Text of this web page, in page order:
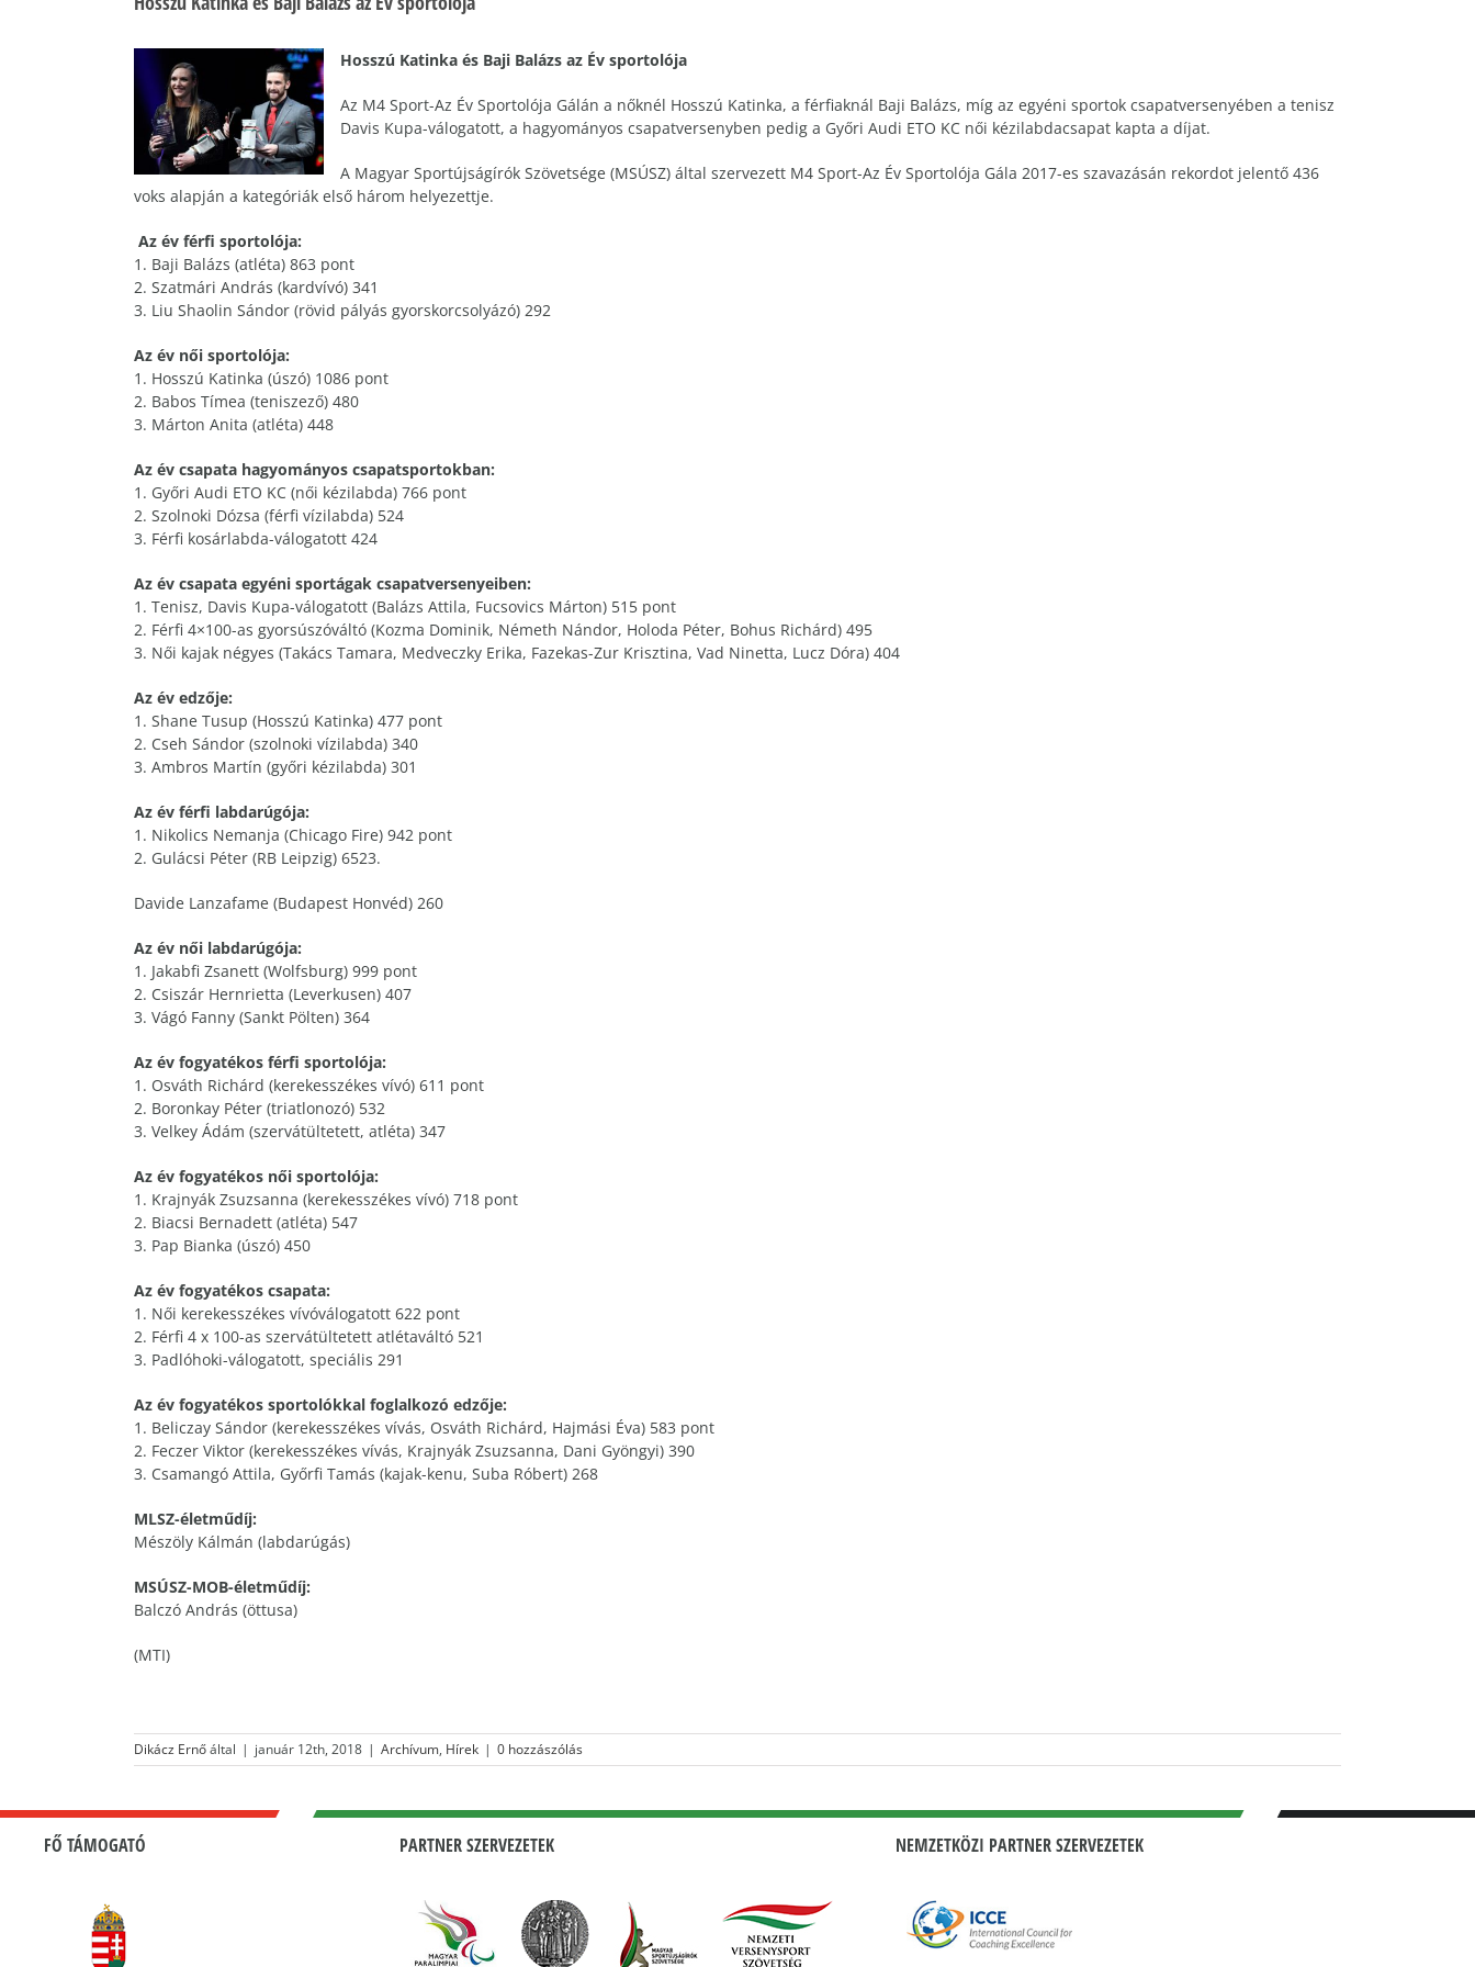
Hosszú Katinka és Baji Balázs az Év sportolója
Az M4 Sport-Az Év Sportolója Gálán a nőknél Hosszú Katinka, a férfiaknál Baji Balázs, míg az egyéni sportok csapatversenyében a tenisz
Davis Kupa-válogatott, a hagyományos csapatversenyben pedig a Győri Audi ETO KC női kézilabdacsapat kapta a díjat.
A Magyar Sportújságírók Szövetsége (MSÚSZ) által szervezett M4 Sport-Az Év Sportolója Gála 2017-es szavazásán rekordot jelentő 436
voks alapján a kategóriák első három helyezettje.
Az év férfi sportolója:
1. Baji Balázs (atléta) 863 pont
2. Szatmári András (kardvívó) 341
3. Liu Shaolin Sándor (rövid pályás gyorskorcsolyázó) 292
Az év női sportolója:
1. Hosszú Katinka (úszó) 1086 pont
2. Babos Tímea (teniszező) 480
3. Márton Anita (atléta) 448
Az év csapata hagyományos csapatsportokban:
1. Győri Audi ETO KC (női kézilabda) 766 pont
2. Szolnoki Dózsa (férfi vízilabda) 524
3. Férfi kosárlabda-válogatott 424
Az év csapata egyéni sportágak csapatversenyeiben:
1. Tenisz, Davis Kupa-válogatott (Balázs Attila, Fucsovics Márton) 515 pont
2. Férfi 4×100-as gyorsúszóváltó (Kozma Dominik, Németh Nándor, Holoda Péter, Bohus Richárd) 495
3. Női kajak négyes (Takács Tamara, Medveczky Erika, Fazekas-Zur Krisztina, Vad Ninetta, Lucz Dóra) 404
Az év edzője:
1. Shane Tusup (Hosszú Katinka) 477 pont
2. Cseh Sándor (szolnoki vízilabda) 340
3. Ambros Martín (győri kézilabda) 301
Az év férfi labdarúgója:
1. Nikolics Nemanja (Chicago Fire) 942 pont
2. Gulácsi Péter (RB Leipzig) 6523.
Davide Lanzafame (Budapest Honvéd) 260
Az év női labdarúgója:
1. Jakabfi Zsanett (Wolfsburg) 999 pont
2. Csiszár Hernrietta (Leverkusen) 407
3. Vágó Fanny (Sankt Pölten) 364
Az év fogyatékos férfi sportolója:
1. Osváth Richárd (kerekesszékes vívó) 611 pont
2. Boronkay Péter (triatlonozó) 532
3. Velkey Ádám (szervátültetett, atléta) 347
Az év fogyatékos női sportolója:
1. Krajnyák Zsuzsanna (kerekesszékes vívó) 718 pont
2. Biacsi Bernadett (atléta) 547
3. Pap Bianka (úszó) 450
Az év fogyatékos csapata:
1. Női kerekesszékes vívóválogatott 622 pont
2. Férfi 4 x 100-as szervátültetett atlétaváltó 521
3. Padlóhoki-válogatott, speciális 291
Az év fogyatékos sportolókkal foglalkozó edzője:
1. Beliczay Sándor (kerekesszékes vívás, Osváth Richárd, Hajmási Éva) 583 pont
2. Feczer Viktor (kerekesszékes vívás, Krajnyák Zsuzsanna, Dani Gyöngyi) 390
3. Csamangó Attila, Győrfi Tamás (kajak-kenu, Suba Róbert) 268
MLSZ-életműdíj:
Mészöly Kálmán (labdarúgás)
MSÚSZ-MOB-életműdíj:
Balczó András (öttusa)
(MTI)
Dikácz Ernőáltal | január 12th, 2018 | Archívum, Hírek | 0 hozzászólás
FŐ TÁMOGATÓ PARTNER SZERVEZETEK NEMZETKÖZI PARTNER SZERVEZETEK